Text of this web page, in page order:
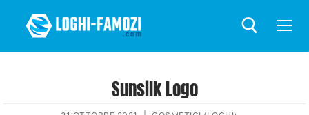
Sunsilk Logo